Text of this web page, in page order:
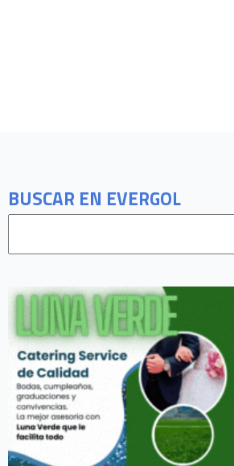
BUSCAR EN EVERGOL